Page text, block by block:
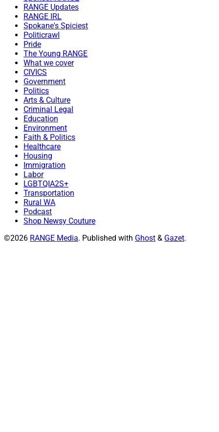
RANGE Updates
RANGE IRL
Spokane's Spiciest
Politicrawl
Pride
The Young RANGE
What we cover
CIVICS
Government
Politics
Arts & Culture
Criminal Legal
Education
Environment
Faith & Politics
Healthcare
Housing
Immigration
Labor
LGBTQIA2S+
Transportation
Rural WA
Podcast
Shop Newsy Couture
©2026 RANGE Media. Published with Ghost & Gazet.